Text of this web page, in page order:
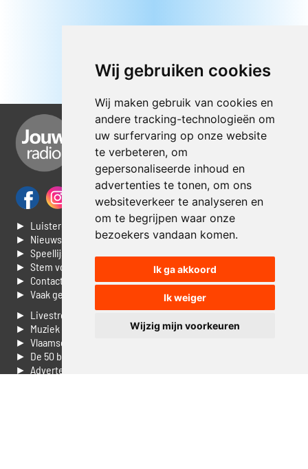
Wij gebruiken cookies
Wij maken gebruik van cookies en
andere tracking-technologieën om
uw surfervaring op onze website
te verbeteren, om
gepersonaliseerde inhoud en
advertenties te tonen, om ons
websiteverkeer te analyseren en
om te begrijpen waar onze
bezoekers vandaan komen.
Ik ga akkoord
Ik weiger
Wijzig mijn voorkeuren
► Luisteren naar Jouwradio
► Nieuws
► Speellijst
► Stem voor de Dag top 3
► Contacteer ons
► Vaak gestelde vragen
► Livestream informatie
► Muziek opzoeken
► Vlaamse 100 Aller tijden
► De 50 beste van...
► Adverteren op Jouwradio